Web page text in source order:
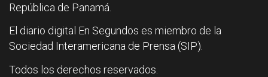
República de Panamá.
El diario digital En Segundos es miembro de la
Sociedad Interamericana de Prensa (SIP).
Todos los derechos reservados.